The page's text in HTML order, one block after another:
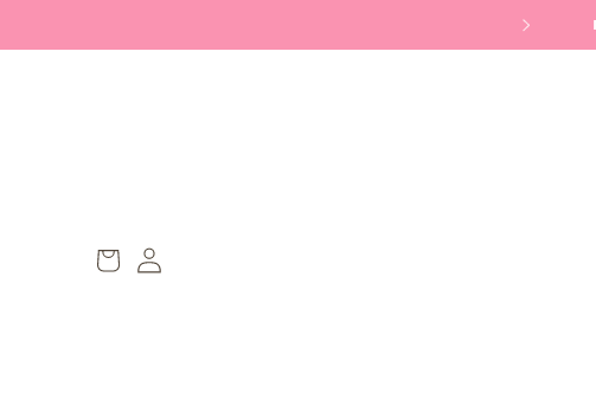
Log
in
עגלה